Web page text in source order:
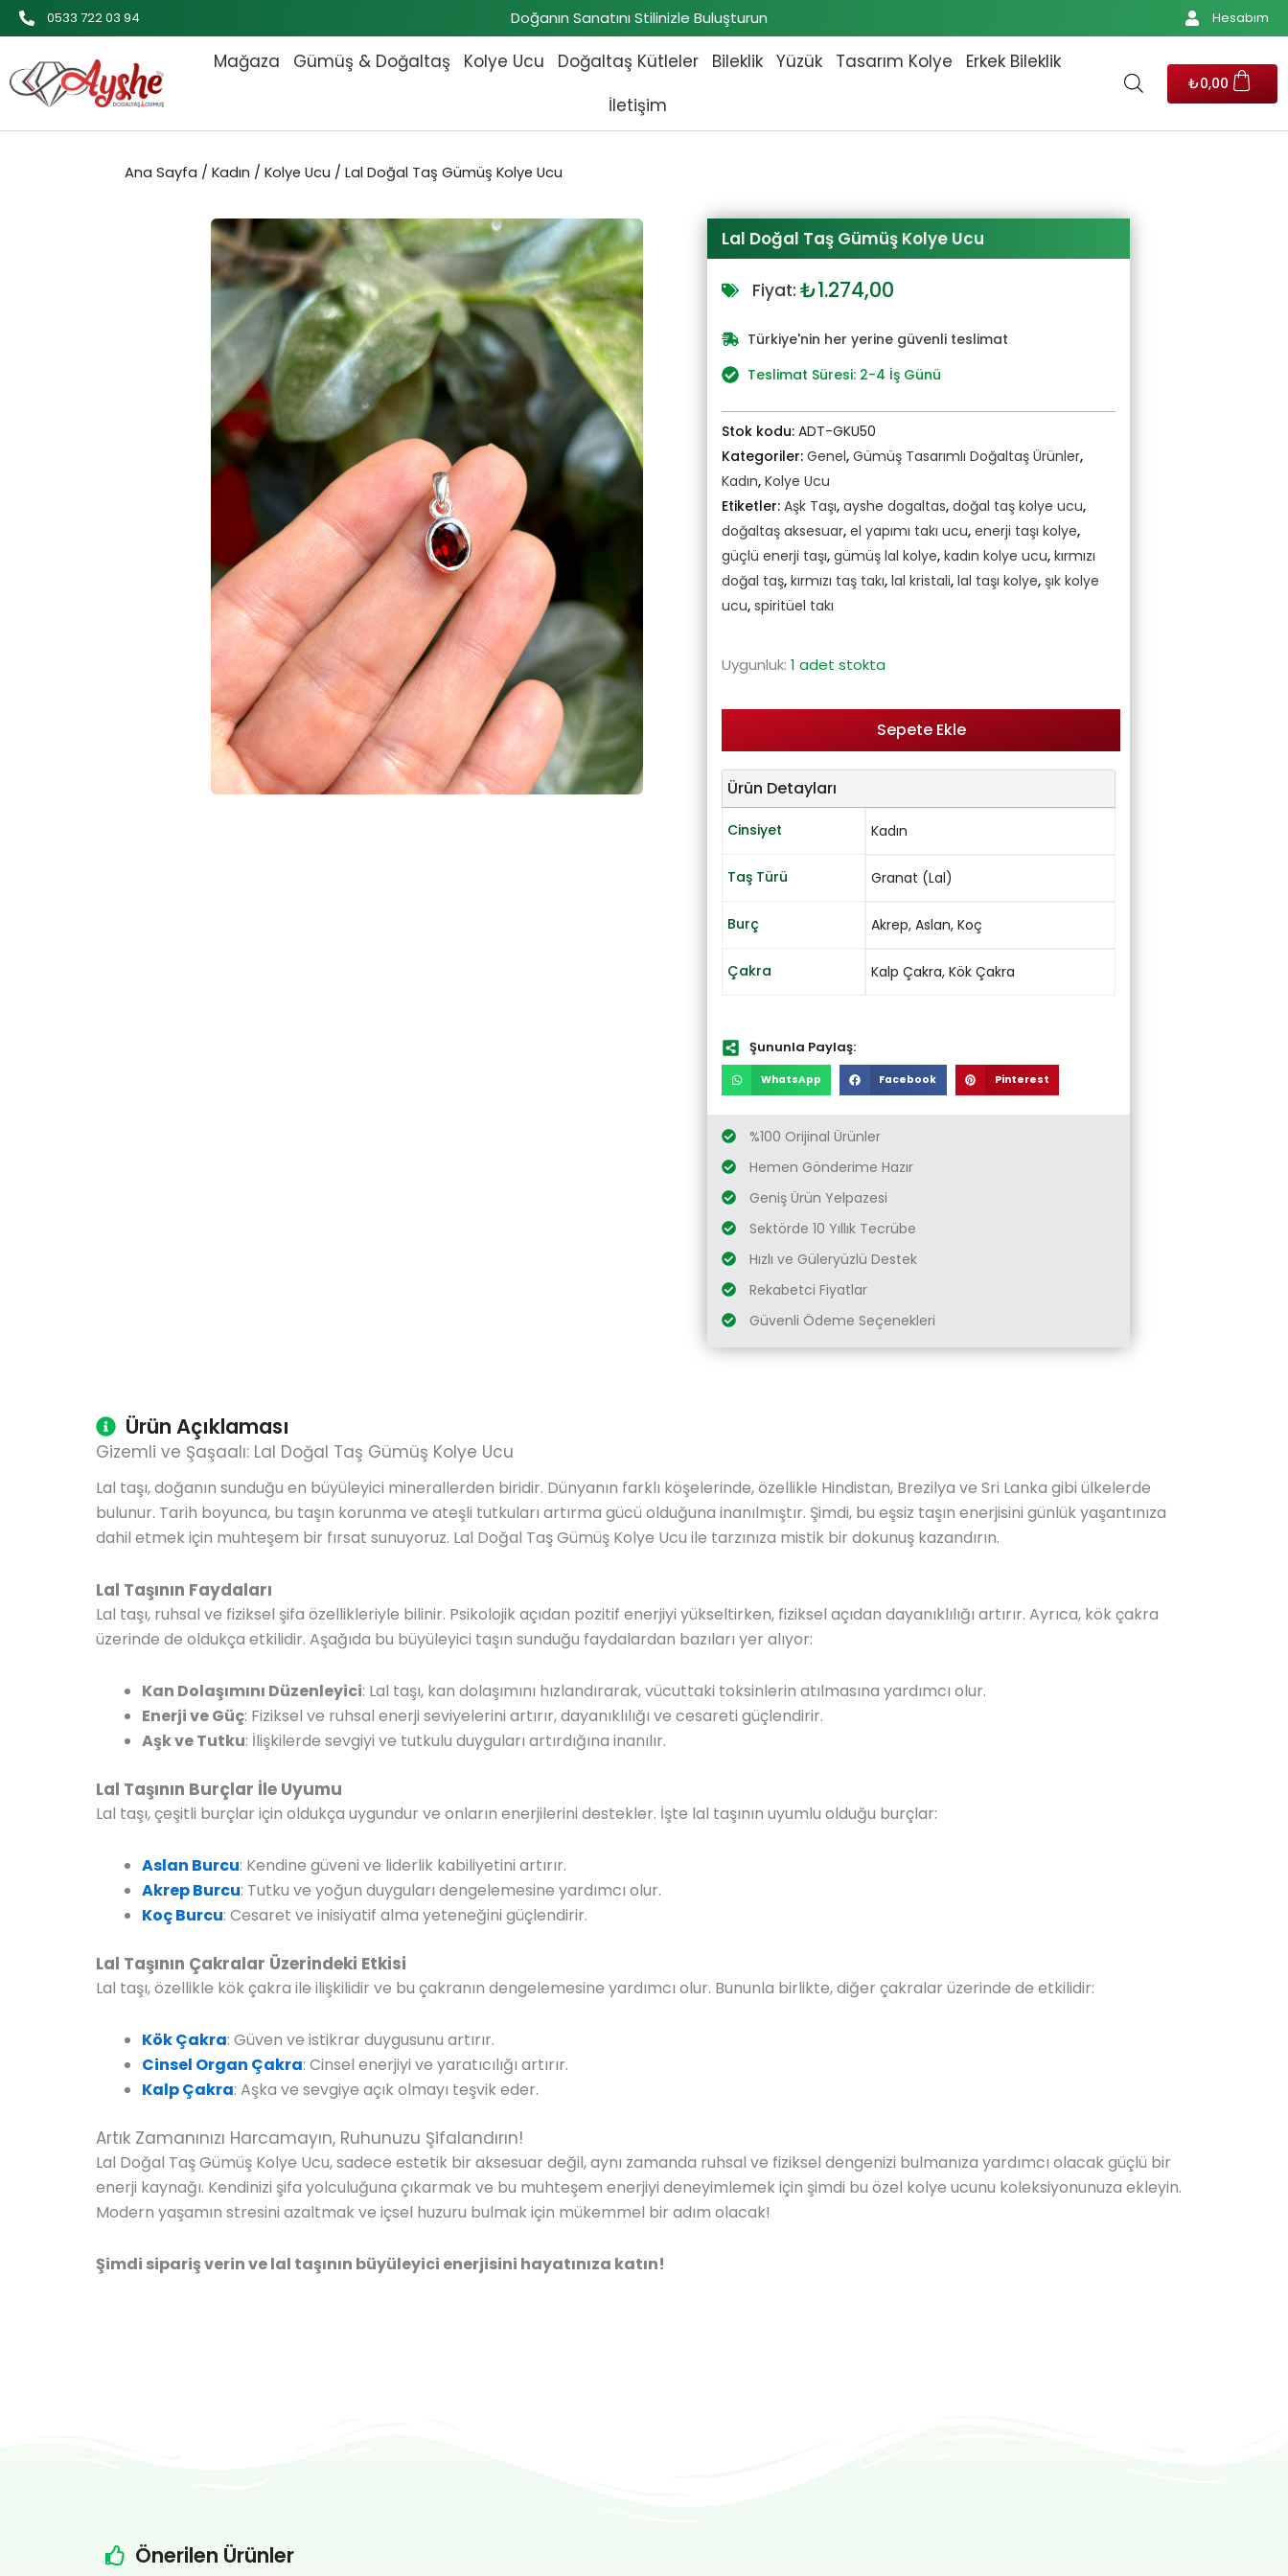
İçeriğe
atla
0533 722 03 94 Doğanın Sanatını Stilinizle Buluşturun Hesabım
Mağaza Gümüş & Doğaltaş Kolye Ucu Doğaltaş Kütleler Bileklik Yüzük Tasarım Kolye
Erkek Bileklik
İletişim
₺0,00
Ana Sayfa / Kadın / Kolye Ucu / Lal Doğal Taş Gümüş Kolye Ucu
Lal Doğal Taş Gümüş Kolye Ucu
Fiyat: Orijinal
₺1.401,00.
₺1.274,00
fiyat:
₺1.274,00.
Türkiye'nin her yerine güvenli teslimat
Teslimat Süresi: 2-4 İş Günü
Stok kodu: ADT-GKU50
Kategoriler: Genel, Gümüş Tasarımlı Doğaltaş Ürünler,
Kadın, Kolye Ucu
Etiketler: Aşk Taşı, ayshe dogaltas, doğal taş kolye ucu,
doğaltaş aksesuar, el yapımı takı ucu, enerji taşı kolye,
güçlü enerji taşı, gümüş lal kolye, kadın kolye ucu, kırmızı
doğal taş, kırmızı taş takı, lal kristali, lal taşı kolye, şık kolye
ucu, spiritüel takı
Uygunluk: 1 adet stokta
Sepete Ekle
Ürün Detayları
Cinsiyet Kadın
Taş Türü Granat (Lal)
Burç Akrep, Aslan, Koç
Çakra Kalp Çakra, Kök Çakra
Şununla Paylaş:
WhatsApp Facebook Pinterest
%100 Orijinal Ürünler
Hemen Gönderime Hazır
Geniş Ürün Yelpazesi
Sektörde 10 Yıllık Tecrübe
Hızlı ve Güleryüzlü Destek
Rekabetci Fiyatlar
Güvenli Ödeme Seçenekleri
Ürün Açıklaması
Gizemli ve Şaşaalı: Lal Doğal Taş Gümüş Kolye Ucu
Lal taşı, doğanın sunduğu en büyüleyici minerallerden biridir. Dünyanın farklı köşelerinde, özellikle Hindistan, Brezilya ve Sri Lanka gibi ülkelerde
bulunur. Tarih boyunca, bu taşın korunma ve ateşli tutkuları artırma gücü olduğuna inanılmıştır. Şimdi, bu eşsiz taşın enerjisini günlük yaşantınıza
dahil etmek için muhteşem bir fırsat sunuyoruz. Lal Doğal Taş Gümüş Kolye Ucu ile tarzınıza mistik bir dokunuş kazandırın.
Lal Taşının Faydaları
Lal taşı, ruhsal ve fiziksel şifa özellikleriyle bilinir. Psikolojik açıdan pozitif enerjiyi yükseltirken, fiziksel açıdan dayanıklılığı artırır. Ayrıca, kök çakra
üzerinde de oldukça etkilidir. Aşağıda bu büyüleyici taşın sunduğu faydalardan bazıları yer alıyor:
Kan Dolaşımını Düzenleyici: Lal taşı, kan dolaşımını hızlandırarak, vücuttaki toksinlerin atılmasına yardımcı olur.
Enerji ve Güç: Fiziksel ve ruhsal enerji seviyelerini artırır, dayanıklılığı ve cesareti güçlendirir.
Aşk ve Tutku: İlişkilerde sevgiyi ve tutkulu duyguları artırdığına inanılır.
Lal Taşının Burçlar İle Uyumu
Lal taşı, çeşitli burçlar için oldukça uygundur ve onların enerjilerini destekler. İşte lal taşının uyumlu olduğu burçlar:
Aslan Burcu: Kendine güveni ve liderlik kabiliyetini artırır.
Akrep Burcu: Tutku ve yoğun duyguları dengelemesine yardımcı olur.
Koç Burcu: Cesaret ve inisiyatif alma yeteneğini güçlendirir.
Lal Taşının Çakralar Üzerindeki Etkisi
Lal taşı, özellikle kök çakra ile ilişkilidir ve bu çakranın dengelemesine yardımcı olur. Bununla birlikte, diğer çakralar üzerinde de etkilidir:
Kök Çakra: Güven ve istikrar duygusunu artırır.
Cinsel Organ Çakra: Cinsel enerjiyi ve yaratıcılığı artırır.
Kalp Çakra: Aşka ve sevgiye açık olmayı teşvik eder.
Artık Zamanınızı Harcamayın, Ruhunuzu Şifalandırın!
Lal Doğal Taş Gümüş Kolye Ucu, sadece estetik bir aksesuar değil, aynı zamanda ruhsal ve fiziksel dengenizi bulmanıza yardımcı olacak güçlü bir
enerji kaynağı. Kendinizi şifa yolculuğuna çıkarmak ve bu muhteşem enerjiyi deneyimlemek için şimdi bu özel kolye ucunu koleksiyonunuza ekleyin.
Modern yaşamın stresini azaltmak ve içsel huzuru bulmak için mükemmel bir adım olacak!
Şimdi sipariş verin ve lal taşının büyüleyici enerjisini hayatınıza katın!
Önerilen Ürünler